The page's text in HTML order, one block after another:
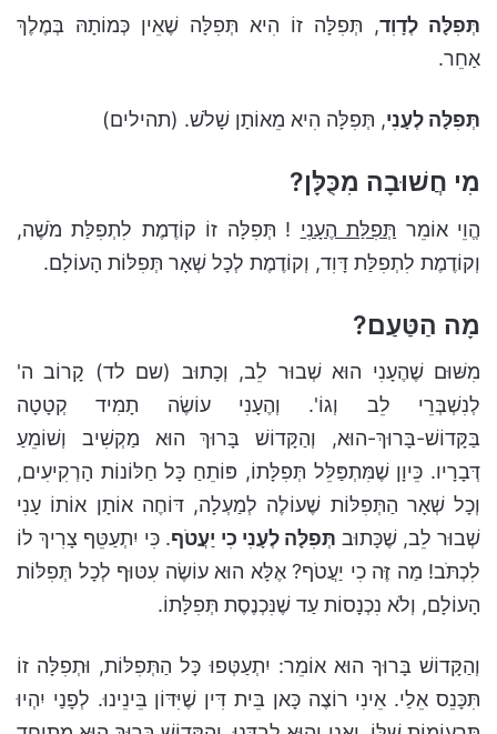
תְּפִלָּה לְדָוִד, תְּפִלָּה זוֹ הִיא תְּפִלָּה שֶׁאֵין כְּמוֹתָהּ בְּמֶלֶךְ
אַחֵר.
תְּפִלָּה לְעָנִי, תְּפִלָּה הִיא מֵאוֹתָן שָׁלֹשׁ. (תהילים)
מִי חֲשׁוּבָה מִכֻּלָּן?
הֱוֵי אוֹמֵר תְּפִלַּת הֶעָנִי ! תְּפִלָּה זוֹ קוֹדֶמֶת לִתְפִלַּת מֹשֶׁה,
וְקוֹדֶמֶת לִתְפִלַּת דָּוִד, וְקוֹדֶמֶת לְכָל שְׁאָר תְּפִלּוֹת הָעוֹלָם.
מָה הַטַּעַם?
מִשּׁוּם שֶׁהֶעָנִי הוּא שְׁבוּר לֵב, וְכָתוּב (שם לד) קָרוֹב ה'
לְנִשְׁבְּרֵי לֵב וְגוֹ'. וְהֶעָנִי עוֹשֶׂה תָמִיד קְטָטָה
בַּקָּדוֹשׁ-בָּרוּךְ-הוּא, וְהַקָּדוֹשׁ בָּרוּךְ הוּא מַקְשִׁיב וְשׁוֹמֵעַ
דְּבָרָיו. כֵּיוָן שֶׁמִּתְפַּלֵּל תְּפִלָּתוֹ, פּוֹתֵחַ כָּל חַלּוֹנוֹת הָרְקִיעִים,
וְכָל שְׁאָר הַתְּפִלּוֹת שֶׁעוֹלֶה לְמַעְלָה, דּוֹחֶה אוֹתָן אוֹתוֹ עָנִי
שְׁבוּר לֵב, שֶׁכָּתוּב תְּפִלָּה לְעָנִי כִי יַעֲטֹף. כִּי יִתְעַטֵּף צָרִיךְ לוֹ
לִכְתֹּב! מַה זֶּה כִי יַעֲטֹף? אֶלָּא הוּא עוֹשֶׂה עִטּוּף לְכָל תְּפִלּוֹת
הָעוֹלָם, וְלֹא נִכְנָסוֹת עַד שֶׁנִּכְנֶסֶת תְּפִלָּתוֹ.
וְהַקָּדוֹשׁ בָּרוּךָ הוּא אוֹמֵר: יִתְעַטְּפוּ כָּל הַתְּפִלּוֹת, וּתְפִלָּה זוֹ
תִּכָּנֵס אֵלַי. אֵינִי רוֹצֶה כָּאן בֵּית דִּין שֶׁיִּדּוֹן בֵּינֵינוּ. לְפָנַי יִהְיוּ